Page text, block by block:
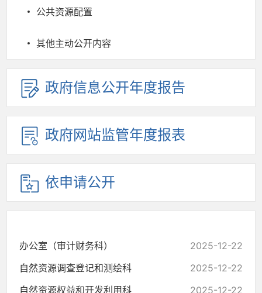
公共资源配置
其他主动公开内容
政府信息公开年度报告
政府网站监管年度报表
依申请公开
办公室（审计财务科）
2025-12-22
自然资源调查登记和测绘科
2025-12-22
自然资源权益和开发利用科
2025-12-22